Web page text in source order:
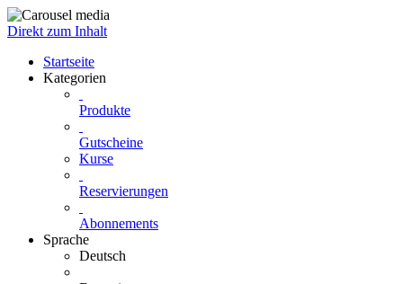
Direkt zum Inhalt
Startseite
Kategorien
Produkte
Gutscheine
Kurse
Reservierungen
Abonnements
Sprache
Deutsch